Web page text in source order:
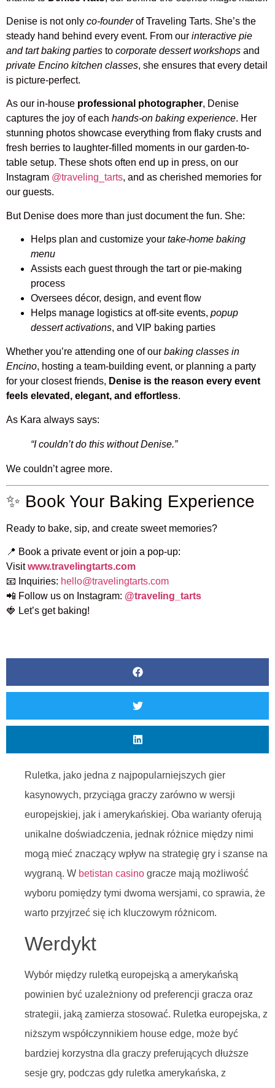
Denise is not only co-founderof Traveling Tarts. She’s the
steady hand behind every event. From our interactive pie
and tart baking parties to corporate dessert workshops and
private Encino kitchen classes, she ensures that every detail
is picture-perfect.
As our in-house professional photographer, Denise
captures the joy of each hands-on baking experience. Her
stunning photos showcase everything from flaky crusts and
fresh berries to laughter-filled moments in our garden-to-
table setup. These shots often end up in press, on our
Instagram @traveling_tarts, and as cherished memories for
our guests.
But Denise does more than just document the fun. She:
Helps plan and customize your take-home baking
menu
Assists each guest through the tart or pie-making
process
Oversees décor, design, and event flow
Helps manage logistics at off-site events, popup
dessert activations, and VIP baking parties
Whether you’re attending one of our baking classes in
Encino, hosting a team-building event, or planning a party
for your closest friends, Denise is the reason every event
feels elevated, elegant, and effortless.
As Kara always says:
“I couldn’t do this without Denise.”
We couldn’t agree more.
✨ Book Your Baking Experience
Ready to bake, sip, and create sweet memories?
📍 Book a private event or join a pop-up:
Visitwww.travelingtarts.com
📧 Inquiries: hello@travelingtarts.com
📲 Follow us on Instagram: @traveling_tarts
🍓 Let’s get baking!
Ruletka, jako jedna z najpopularniejszych gier
kasynowych, przyciąga graczy zarówno w wersji
europejskiej, jak i amerykańskiej. Oba warianty oferują
unikalne doświadczenia, jednak różnice między nimi
mogą mieć znaczący wpływ na strategię gry i szanse na
wygraną. W betistan casino gracze mają możliwość
wyboru pomiędzy tymi dwoma wersjami, co sprawia, że
warto przyjrzeć się ich kluczowym różnicom.
Werdykt
Wybór między ruletką europejską a amerykańską
powinien być uzależniony od preferencji gracza oraz
strategii, jaką zamierza stosować. Ruletka europejska, z
niższym współczynnikiem house edge, może być
bardziej korzystna dla graczy preferujących dłuższe
sesje gry, podczas gdy ruletka amerykańska, z